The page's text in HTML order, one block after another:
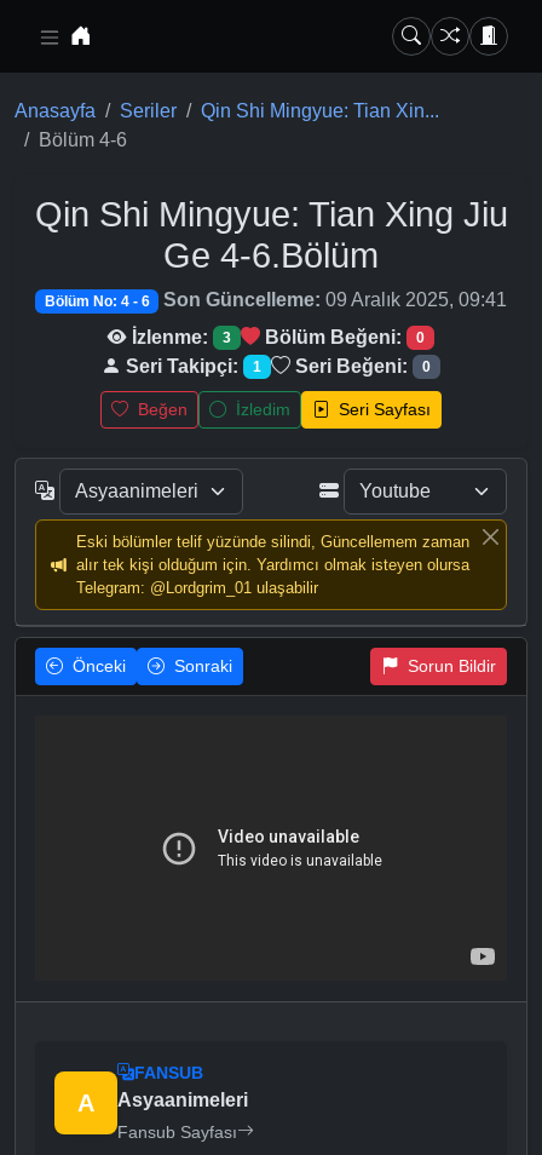
Anasayfa Seriler
Qin Shi Mingyue: Tian Xin...
Bölüm 4-6
Qin Shi Mingyue: Tian Xing Jiu
Ge 4-6.Bölüm
Bölüm No: 4 - 6 Son Güncelleme: 09 Aralık 2025, 09:41
İzlenme:
3 Bölüm Beğeni: 0
Seri Takipçi: 1 Seri Beğeni: 0
Beğen İzledim Seri Sayfası
Eski bölümler telif yüzünde silindi, Güncellemem zaman
alır tek kişi olduğum için. Yardımcı olmak isteyen olursa
Telegram: @Lordgrim_01 ulaşabilir
Önceki Sonraki Sorun Bildir
A
FANSUB
Asyaanimeleri
Fansub Sayfası